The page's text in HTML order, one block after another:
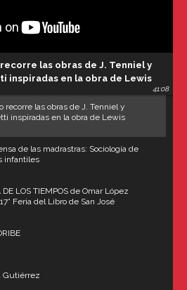
las obras de J. Tenniel y
inspiradas en la obra de Lewis
41:08
recorre las obras de J. Tenniel y
inspiradas en la obra de Lewis
de las madrastras: Sociología de
infantiles
LOS TIEMPOS de Omar López
Feria del Libro de San José
Gutiérrez